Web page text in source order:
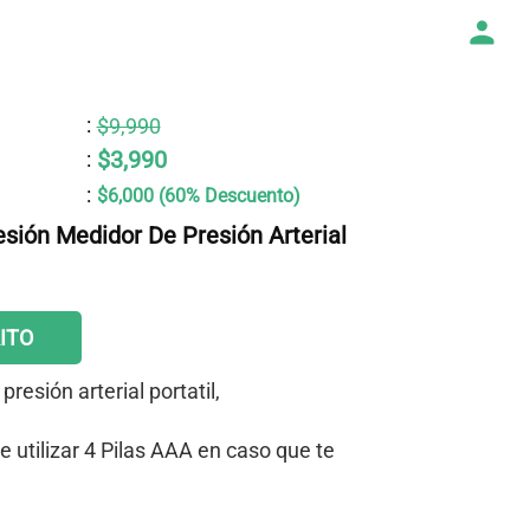
: $9,990
: $3,990
: $6,000 (60% Descuento)
Medidor De Presión Arterial
arterial portatil,
utilizar 4 Pilas AAA en caso que te